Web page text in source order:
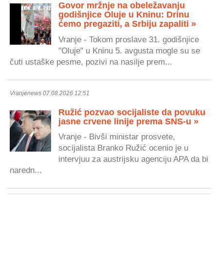
Govor mržnje na obeležavanju
godišnjice Oluje u Kninu: Drinu
ćemo pregaziti, a Srbiju zapaliti »
Vranje - Tokom proslave 31. godišnjice
"Oluje" u Kninu 5. avgusta mogle su se
čuti ustaške pesme, pozivi na nasilje prem...
Vranjenews 07.08.2026 12:51
Ružić pozvao socijaliste da povuku
jasne crvene linije prema SNS-u »
Vranje - Bivši ministar prosvete,
socijalista Branko Ružić ocenio je u
intervjuu za austrijsku agenciju APA da bi
naredn...